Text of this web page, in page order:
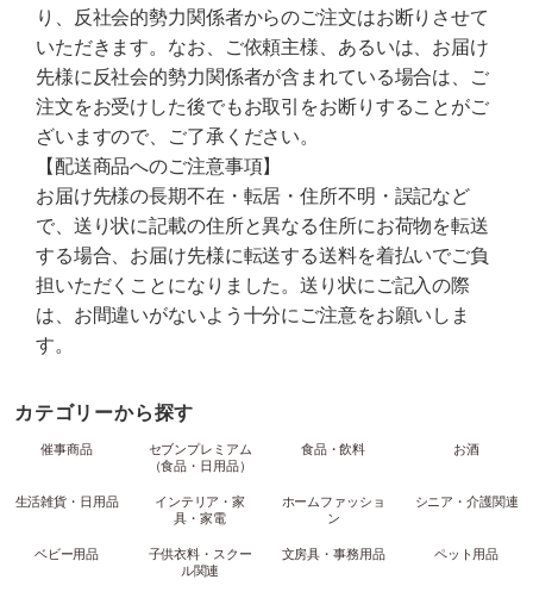
り、反社会的勢力関係者からのご注文はお断りさせて
いただきます。なお、ご依頼主様、あるいは、お届け
先様に反社会的勢力関係者が含まれている場合は、ご
注文をお受けした後でもお取引をお断りすることがご
ざいますので、ご了承ください。
【配送商品へのご注意事項】
お届け先様の長期不在・転居・住所不明・誤記など
で、送り状に記載の住所と異なる住所にお荷物を転送
する場合、お届け先様に転送する送料を着払いでご負
担いただくことになりました。送り状にご記入の際
は、お間違いがないよう十分にご注意をお願いしま
す。
カテゴリーから探す
催事商品
セブンプレミアム
（食品・日用品）
食品・飲料 お酒
生活雑貨・日用品
インテリア・家
具・家電
ホームファッショ
ン
シニア・介護関連
ベビー用品
子供衣料・スクー
ル関連
文房具・事務用品 ペット用品